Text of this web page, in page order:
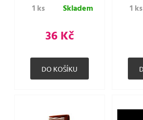
1 ks Skladem
36 Kč
1 ks